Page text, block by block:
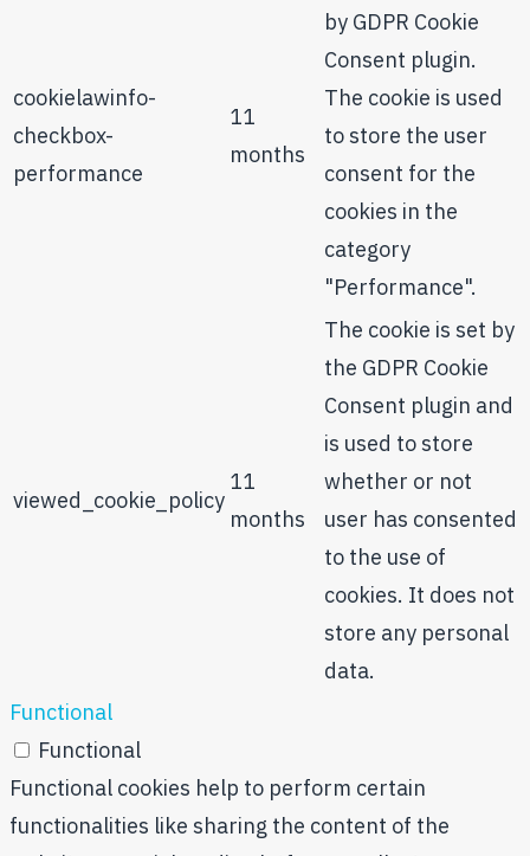
cookielawinfo-
checkbox-
performance
11
months
by GDPR Cookie
Consent plugin.
The cookie is used
to store the user
consent for the
cookies in the
category
"Performance".
viewed_cookie_policy
11
months
The cookie is set by
the GDPR Cookie
Consent plugin and
is used to store
whether or not
user has consented
to the use of
cookies. It does not
store any personal
data.
Functional
Functional
Functional cookies help to perform certain
functionalities like sharing the content of the